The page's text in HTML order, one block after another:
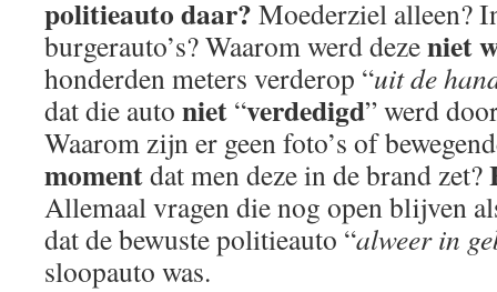
politieauto daar? Moederziel alleen?
burgerauto’s? Waarom werd dezeniet
honderden meters verderop “uit de
dat die auto niet “verdedigd” werd
Waarom zijn er geen foto’s of
momentdat men deze in de brand zet?
Allemaal vragen die nog open blijven
dat de bewuste politieauto “alweer in
sloopauto was.